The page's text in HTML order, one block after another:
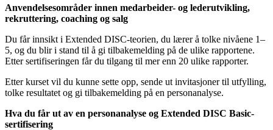
Anvendelsesområder innen medarbeider- og lederutvikling,
rekruttering, coaching og salg
Du får innsikt i Extended DISC-teorien, du lærer å tolke nivåene 1–
5, og du blir i stand til å gi tilbakemelding på de ulike rapportene.
Etter sertifiseringen får du tilgang til mer enn 20 ulike rapporter.
Etter kurset vil du kunne sette opp, sende ut invitasjoner til utfylling,
tolke resultatet og gi tilbakemelding på en personanalyse.
Hva du får ut av en personanalyse og Extended DISC Basic-
sertifisering